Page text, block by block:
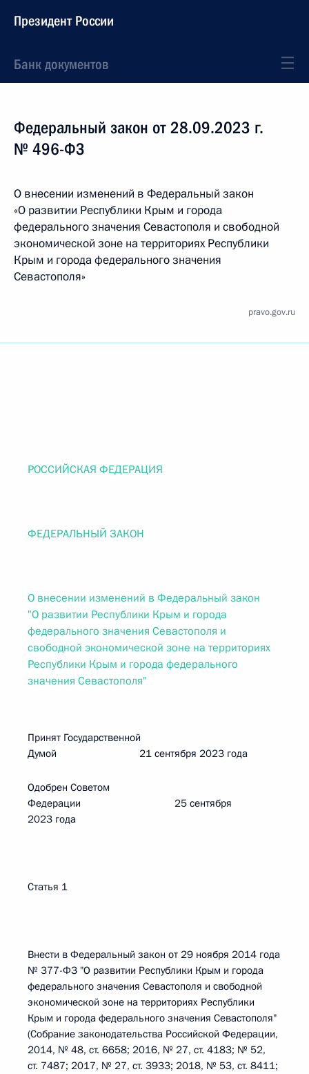
Президент России
Банк документов
Федеральный закон от 28.09.2023 г.
№ 496-ФЗ
О внесении изменений в Федеральный закон
«О развитии Республики Крым и города
федерального значения Севастополя и свободной
экономической зоне на территориях Республики
Крым и города федерального значения
Севастополя»
pravo.gov.ru
РОССИЙСКАЯ ФЕДЕРАЦИЯ
ФЕДЕРАЛЬНЫЙ ЗАКОН
О внесении изменений в Федеральный закон
"О развитии Республики Крым и города
федерального значения Севастополя и
свободной экономической зоне на территориях
Республики Крым и города федерального
значения Севастополя"
Принят Государственной
Думой 21 сентября 2023 года
Одобрен Советом
Федерации 25 сентября
2023 года
Статья 1
Внести в Федеральный закон от 29 ноября 2014 года
№ 377-ФЗ "О развитии Республики Крым и города
федерального значения Севастополя и свободной
экономической зоне на территориях Республики
Крым и города федерального значения Севастополя"
(Собрание законодательства Российской Федерации,
2014, № 48, ст. 6658; 2016, № 27, ст. 4183; № 52,
ст. 7487; 2017, № 27, ст. 3933; 2018, № 53, ст. 8411;